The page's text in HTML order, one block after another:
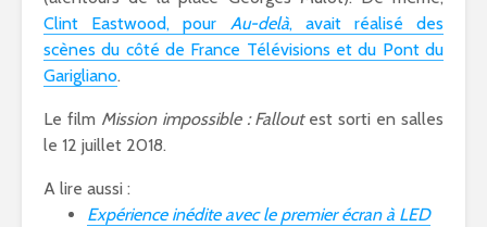
Clint Eastwood, pour Au-delà, avait réalisé des
scènes du côté de France Télévisions et du Pont du
Garigliano.
Le film Mission impossible : Falloutest sorti en salles
le 12 juillet 2018.
A lire aussi :
Expérience inédite avec le premier écran à LED